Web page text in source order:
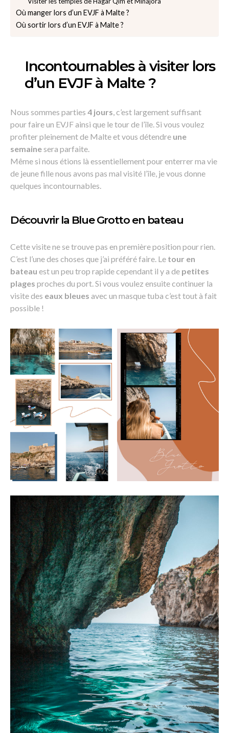
Où manger lors d’un EVJF à Malte ?
Où sortir lors d’un EVJF à Malte ?
Incontournables à visiter lors
d’un EVJF à Malte ?
Nous sommes parties 4 jours, c’est largement suffisant
pour faire un EVJF ainsi que le tour de l’île. Si vous voulez
profiter pleinement de Malte et vous détendre une
semainesera parfaite.
Même si nous étions là essentiellement pour enterrer ma vie
de jeune fille nous avons pas mal visité l’île, je vous donne
quelques incontournables.
Découvrir la Blue Grotto en bateau
Cette visite ne se trouve pas en première position pour rien.
C’est l’une des choses que j’ai préféré faire. Le tour en
bateau est un peu trop rapide cependant il y a de petites
plages proches du port. Si vous voulez ensuite continuer la
visite des eaux bleues avec un masque tuba c’est tout à fait
possible !